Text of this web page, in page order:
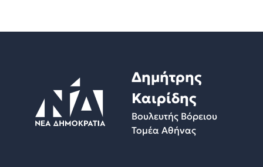
Δημήτρης
Καιρίδης
Βουλευτής Βόρειου
Τομέα Αθήνας